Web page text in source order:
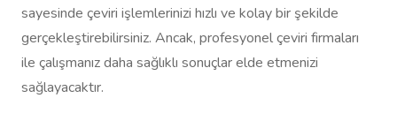
sayesinde çeviri işlemlerinizi hızlı ve kolay bir şekilde
gerçekleştirebilirsiniz. Ancak, profesyonel çeviri firmaları
ile çalışmanız daha sağlıklı sonuçlar elde etmenizi
sağlayacaktır.